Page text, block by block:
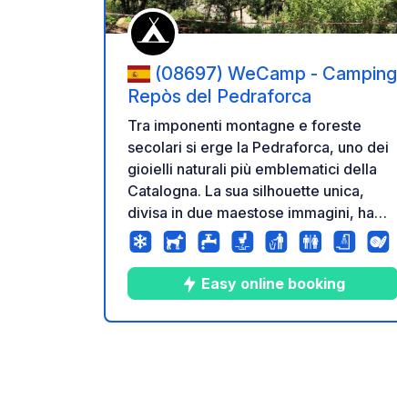
(08697) WeCamp - Camping
Repòs del Pedraforca
Tra imponenti montagne e foreste
secolari si erge la Pedraforca, uno dei
gioielli naturali più emblematici della
Catalogna. La sua silhouette unica,
divisa in due maestose immagini, ha
affascinato escursionisti, scalatori e
amanti della natura per secoli. Scoprite
questa parte del Prepirineu, dove le
valli si colorano di colori in ogni
stagione, le stelle brillano nel cielo
Easy online booking